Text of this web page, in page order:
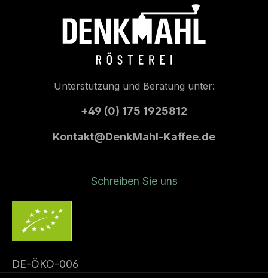
Unterstützung und Beratung unter:
+49 (0) 175 1925812
Kontakt@DenkMahl-Kaffee.de
Schreiben Sie uns
DE-ÖKO-006